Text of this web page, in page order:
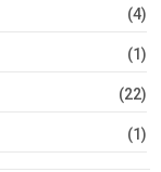
(4)
(1)
(22)
(1)